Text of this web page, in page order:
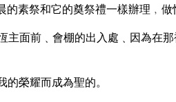
素祭和它的奠祭禮一樣辦理﹐做
主面前﹑會棚的出入處﹑因為在
榮耀而成為聖的。